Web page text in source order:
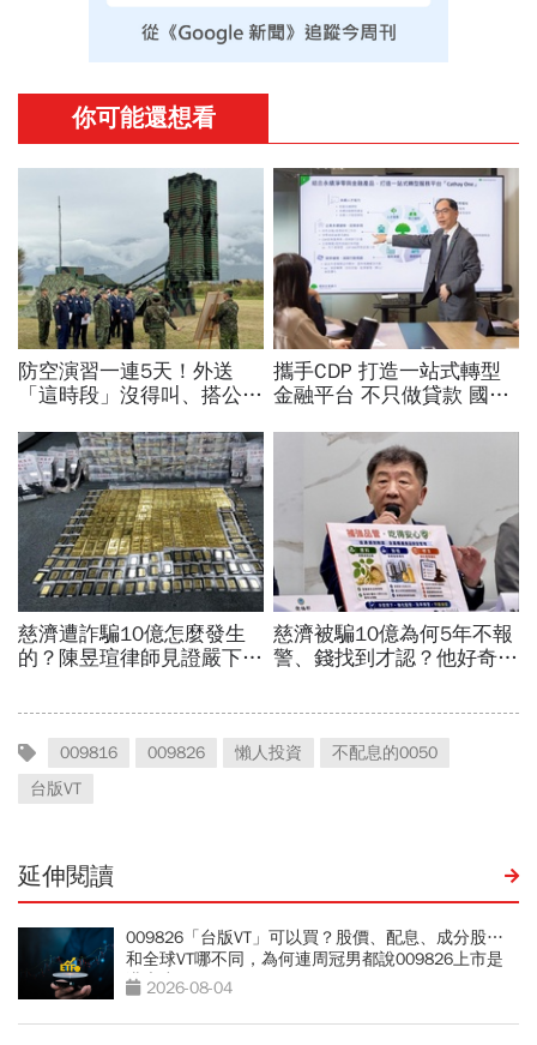
009816 009826 懶人投資
不配息的0050
台版VT
延伸閱讀
009826「台版VT」可以買？股價、配息、成分股…
和全球VT哪不同，為何連周冠男都說009826上市是
邁大步？
2026-08-04